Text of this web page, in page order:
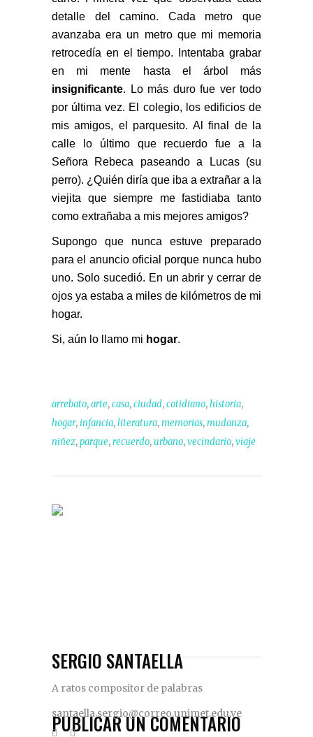
detalle del camino. Cada metro que
avanzaba era un metro que mi memoria
retrocedía en el tiempo. Intentaba grabar
en mi mente hasta el árbol más
insignificante. Lo más duro fue ver todo
por última vez. El colegio, los edificios de
mis amigos, el parquesito. Al final de la
calle lo último que recuerdo fue a la
Señora Rebeca paseando a Lucas (su
perro). ¿Quién diría que iba a extrañar a la
viejita que siempre me fastidiaba tanto
como extrañaba a mis mejores amigos?
Supongo que nunca estuve preparado
para el anuncio oficial porque nunca hubo
uno. Solo sucedió. En un abrir y cerrar de
ojos ya estaba a miles de kilómetros de mi
hogar.
Si, aún lo llamo mi hogar.
arrebato,arte,casa,ciudad,cotidiano,historia,
hogar,infancia,literatura,memorias,mudanza,
niñez,parque,recuerdo,urbano,vecindario,viaje
SERGIO SANTAELLA
A ratos compositor de palabras
santaella.sergio@correo.unimet.edu.ve
PUBLICAR UN COMENTARIO